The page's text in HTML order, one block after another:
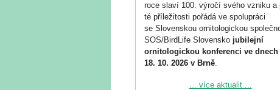
roce slaví 100. výročí svého vzniku a
té příležitosti pořádá ve spolupráci
se Slovenskou ornitologickou
SOS/BirdLife Slovensko jubilejní
ornitologickou konferenci ve dnech
18. 10. 2026 v Brně.
Podrobnější informace ke konferenci
... více aktualit ...